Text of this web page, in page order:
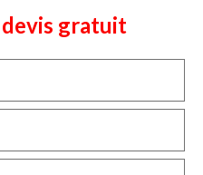
devis gratuit